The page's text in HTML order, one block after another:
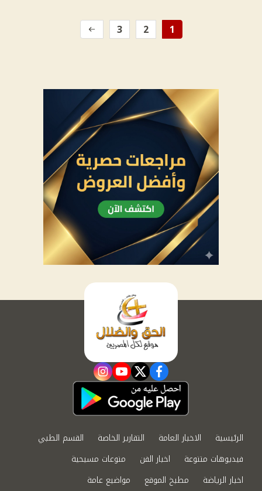
1
2
3
facebook
twitter
youtube
instagram
الرئيسية الاخبار العامة التقارير الخاصة
القسم الطبي
فيديوهات متنوعة
اخبار الفن
منوعات مسيحية
اخبار الرياضة
مطبخ الموقع مواضيع عامة